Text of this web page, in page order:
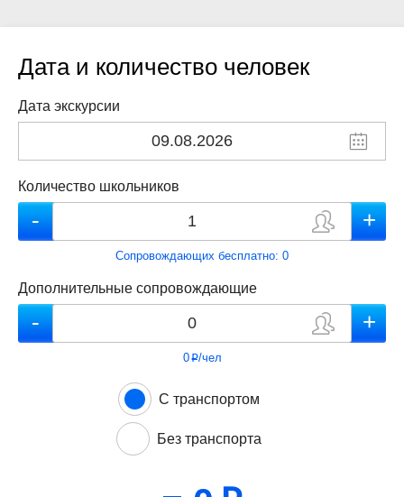
Дата и количество человек
Дата экскурсии
Количество школьников
Сопровождающих бесплатно: 0
Дополнительные сопровождающие
0p/чел
С транспортом
Без транспорта